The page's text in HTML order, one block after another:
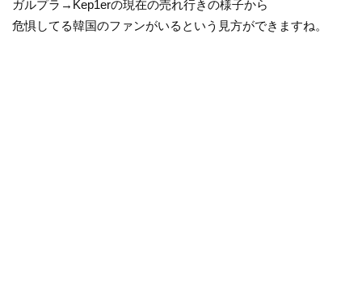
ガルプラ→Kep1erの現在の売れ行きの様子から
危惧してる韓国のファンがいるという見方ができますね。